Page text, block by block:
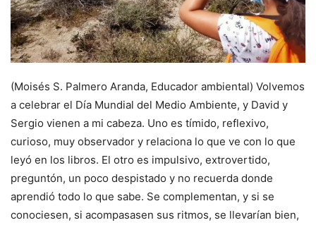
(Moisés S. Palmero Aranda, Educador ambiental) Volvemos
a celebrar el Día Mundial del Medio Ambiente, y David y
Sergio vienen a mi cabeza. Uno es tímido, reflexivo,
curioso, muy observador y relaciona lo que ve con lo que
leyó en los libros. El otro es impulsivo, extrovertido,
preguntón, un poco despistado y no recuerda donde
aprendió todo lo que sabe. Se complementan, y si se
conociesen, si acompasasen sus ritmos, se llevarían bien,